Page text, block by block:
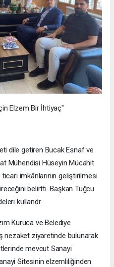
Elzem Bir İhtiyaç"
dile getiren Bucak Esnaf ve
Mühendisi Hüseyin Mücahit
imkânlarının geliştirilmesi
belirtti. Başkan Tuğcu
kullandı:
Kuruca ve Belediye
nezaket ziyaretinde bulunarak
mevcut Sanayi
Sitesinin elzemliliğinden